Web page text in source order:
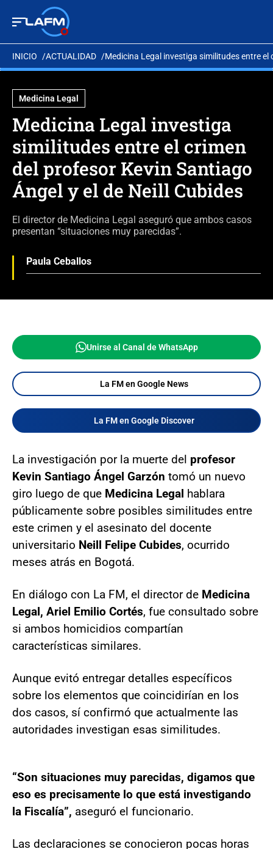
INICIO ACTUALIDAD Medicina Legal investiga similitudes entre el
Medicina Legal
Medicina Legal investiga
similitudes entre el crimen
del profesor Kevin Santiago
Ángel y el de Neill Cubides
El director de Medicina Legal aseguró que ambos casos
presentan “situaciones muy parecidas”.
Paula Ceballos
Unirse al Canal de WhatsApp
La FM en Google News
La FM en Google Discover
La investigación por la muerte del profesor
Kevin Santiago Ángel Garzón tomó un nuevo
giro luego de que Medicina Legal hablara
públicamente sobre posibles similitudes entre
este crimen y el asesinato del docente
universitario Neill Felipe Cubides, ocurrido
meses atrás en Bogotá.
En diálogo con La FM, el director de Medicina
Legal, Ariel Emilio Cortés, fue consultado sobre
si ambos homicidios compartían
características similares.
Aunque evitó entregar detalles específicos
sobre los elementos que coincidirían en los
dos casos, sí confirmó que actualmente las
autoridades investigan esas similitudes.
“Son situaciones muy parecidas, digamos que
eso es precisamente lo que está investigando
la Fiscalía”, aseguró el funcionario.
Las declaraciones se conocieron pocas horas